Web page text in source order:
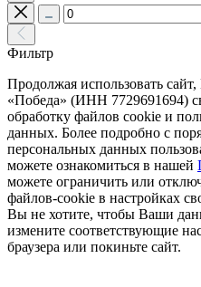
Фильтр
Продолжая использовать
«Победа» (ИНН 7729691694)
обработку файлов cookie и
данных. Более подробно с
персональных данных
можете ознакомиться в нашей
можете ограничить или
файлов-cookie в настройках
Вы не хотите, чтобы Ваши
измените соответствующие
браузера или покиньте сайт.